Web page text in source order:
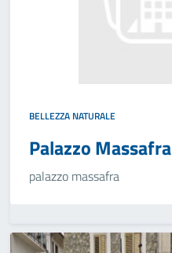
BELLEZZA NATURALE
Palazzo Massafra
palazzo massafra